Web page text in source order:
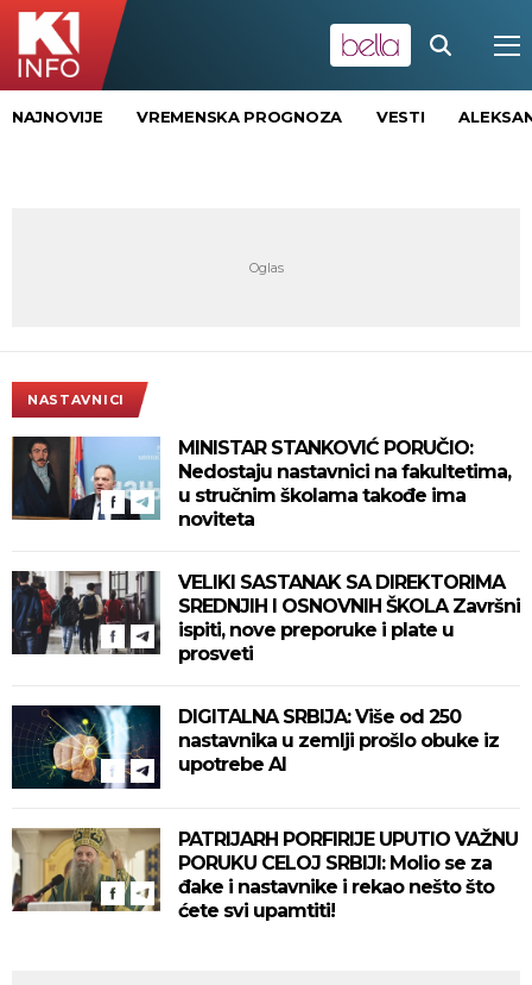
NAJNOVIJE VREMENSKA PROGNOZA VESTI
NASTAVNICI
MINISTAR STANKOVIĆ PORUČIO:
Nedostaju nastavnici na fakultetima,
u stručnim školama takođe ima
noviteta
VELIKI SASTANAK SA DIREKTORIMA
SREDNJIH I OSNOVNIH ŠKOLA Završni
ispiti, nove preporuke i plate u
prosveti
DIGITALNA SRBIJA: Više od 250
nastavnika u zemlji prošlo obuke iz
upotrebe AI
PATRIJARH PORFIRIJE UPUTIO VAŽNU
PORUKU CELOJ SRBIJI: Molio se za
đake i nastavnike i rekao nešto što
ćete svi upamtiti!